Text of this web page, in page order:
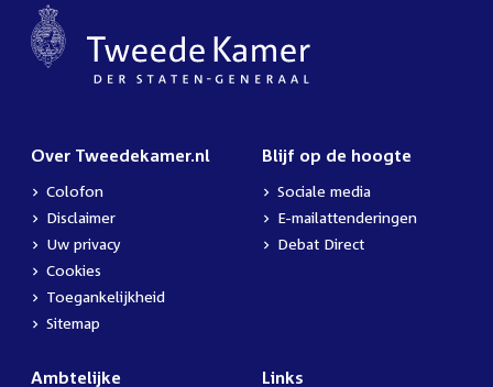
Over Tweedekamer.nl
Colofon
Disclaimer
Uw privacy
Cookies
Toegankelijkheid
Sitemap
Blijf op de hoogte
Sociale media
E-mailattenderingen
Debat Direct
Ambtelijke Links